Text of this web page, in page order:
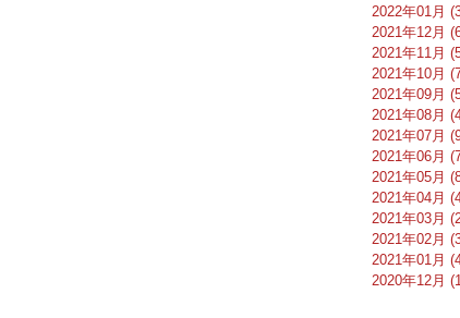
2022年01月
2021年12月
2021年11月
2021年10月
2021年09月
2021年08月
2021年07月
2021年06月
2021年05月
2021年04月
2021年03月
2021年02月
2021年01月
2020年12月